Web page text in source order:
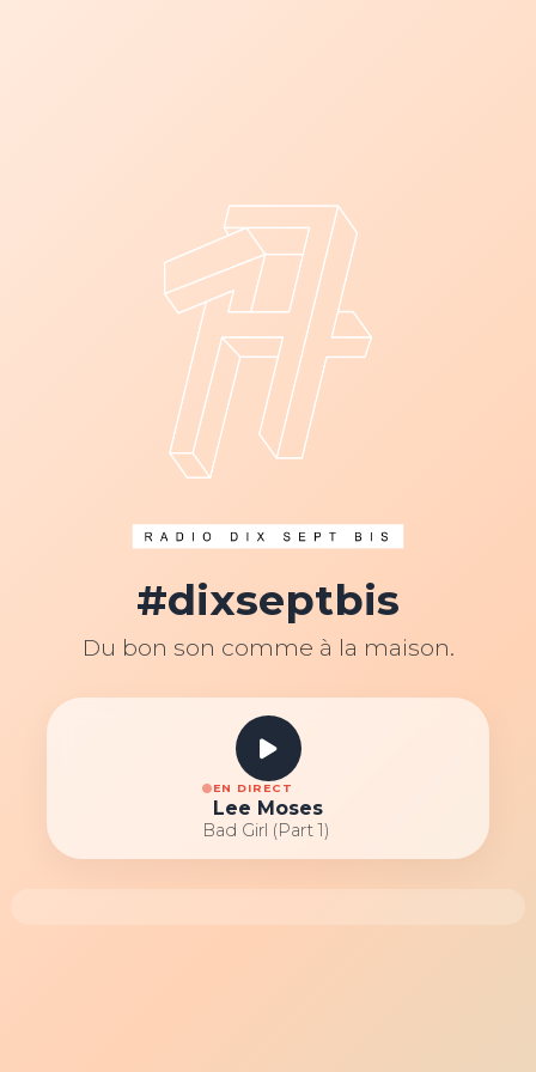
#dixseptbis
Du bon son comme à la maison.
EN DIRECT
Lee Moses
Bad Girl (Part 1)